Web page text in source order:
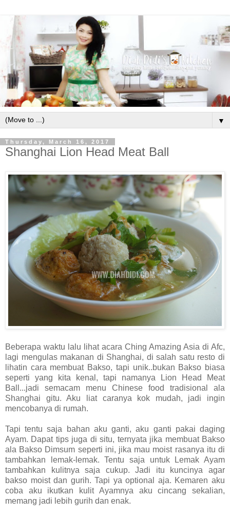
▼
Thursday, March 16, 2017
Shanghai Lion Head Meat Ball
Beberapa waktu lalu lihat acara Ching Amazing Asia di Afc,
lagi mengulas makanan di Shanghai, di salah satu resto di
lihatin cara membuat Bakso, tapi unik..bukan Bakso biasa
seperti yang kita kenal, tapi namanya Lion Head Meat
Ball...jadi semacam menu Chinese food tradisional ala
Shanghai gitu. Aku liat caranya kok mudah, jadi ingin
mencobanya di rumah.
Tapi tentu saja bahan aku ganti, aku ganti pakai daging
Ayam. Dapat tips juga di situ, ternyata jika membuat Bakso
ala Bakso Dimsum seperti ini, jika mau moist rasanya itu di
tambahkan lemak-lemak. Tentu saja untuk Lemak Ayam
tambahkan kulitnya saja cukup. Jadi itu kuncinya agar
bakso moist dan gurih. Tapi ya optional aja. Kemaren aku
coba aku ikutkan kulit Ayamnya aku cincang sekalian,
memang jadi lebih gurih dan enak.